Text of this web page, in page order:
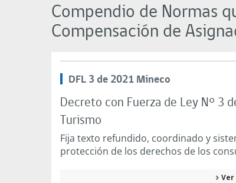
Compendio de Normas
Compensación de
DFL 3 de 2021 Mineco
Decreto con Fuerza de Ley N° 3
Turismo
Fija texto refundido, coordinado y
protección de los derechos de los